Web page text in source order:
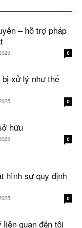
– hỗ trợ pháp
0
xử lý như thế
0
hữu
0
hình sự quy định
0
quan đến tội